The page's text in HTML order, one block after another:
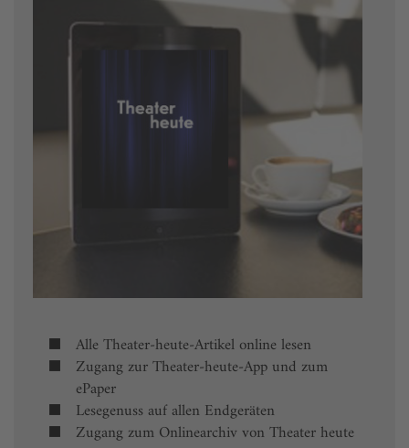
Alle Theater-heute-Artikel online lesen
Zugang zur Theater-heute-App und zum
ePaper
Lesegenuss auf allen Endgeräten
Zugang zum Onlinearchiv von Theater heute